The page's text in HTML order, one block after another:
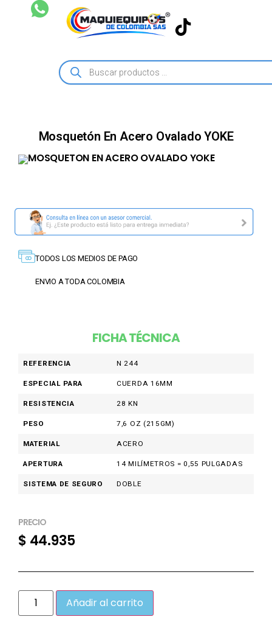
Mosquetón En Acero Ovalado YOKE
TODOS LOS MEDIOS DE PAGO
ENVIO A TODA COLOMBIA
FICHA TÉCNICA
REFERENCIA N 244
ESPECIAL PARA CUERDA 16MM
RESISTENCIA 28 KN
PESO 7,6 OZ (215GM)
MATERIAL ACERO
APERTURA 14 MILÍMETROS = 0,55 PULGADAS
SISTEMA DE SEGURO DOBLE
PRECIO
$ 44.935
Añadir al carrito